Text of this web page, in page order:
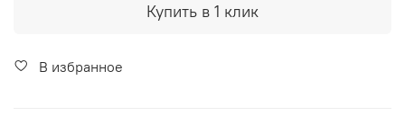
Купить в 1 клик
В избранное